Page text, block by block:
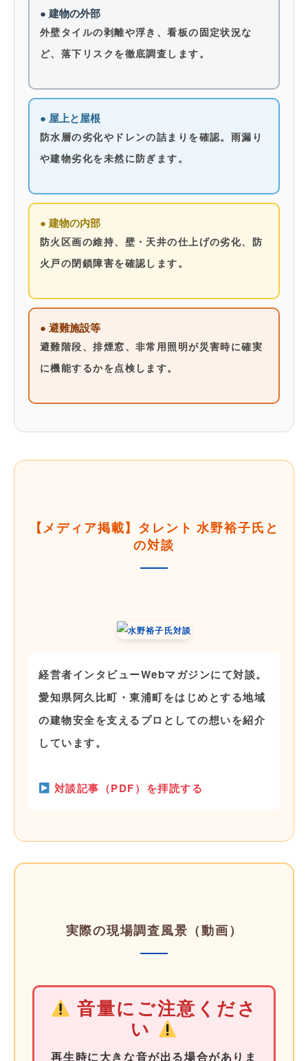
● 建物の外部
外壁タイルの剥離や浮き、看板の固定状況な
ど、落下リスクを徹底調査します。
● 屋上と屋根
防水層の劣化やドレンの詰まりを確認。雨漏り
や建物劣化を未然に防ぎます。
● 建物の内部
防火区画の維持、壁・天井の仕上げの劣化、防
火戸の閉鎖障害を確認します。
● 避難施設等
避難階段、排煙窓、非常用照明が災害時に確実
に機能するかを点検します。
【メディア掲載】タレント 水野裕子氏と
の対談
経営者インタビューWebマガジンにて対談。
愛知県阿久比町・東浦町をはじめとする地域
の建物安全を支えるプロとしての想いを紹介
しています。
対談記事（PDF）を拝読する
実際の現場調査風景（動画）
音量にご注意くださ
い
再生時に大きな音が出る場合がありま